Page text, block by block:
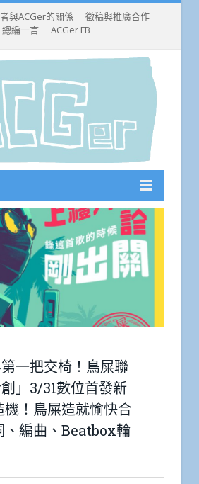
與ACGer的關係
徵稿與推廣合作
總編一言
ACGer FB
一把交椅！鳥屎聯
」3/31數位首發新
機！鳥屎造就愉快合
、編曲、Beatbox輪